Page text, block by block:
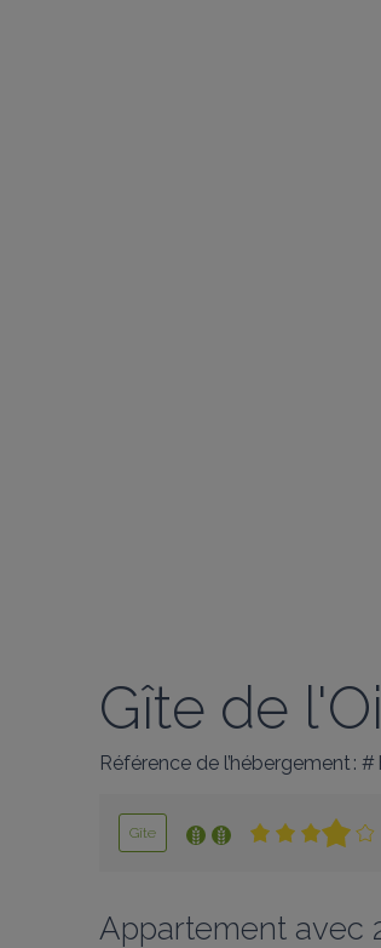
Gîte de
Référence de l’hébergement :
Gîte
Appartement avec